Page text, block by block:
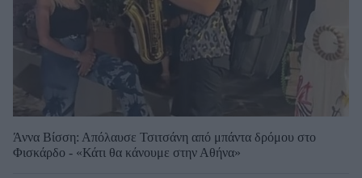
Άννα Βίσση: Απόλαυσε Τσιτσάνη από μπάντα δρόμου στο
Φισκάρδο - «Κάτι θα κάνουμε στην Αθήνα»